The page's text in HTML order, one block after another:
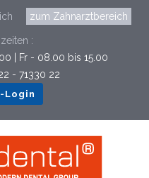
zum Zahnarztbereich
:
| Fr - 08.00 bis 15.00
- 71330 22
Login